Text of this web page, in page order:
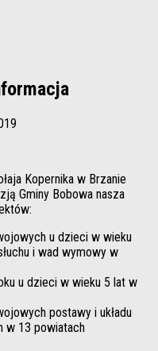
Kopernika w Brzanie
Gminy Bobowa nasza
u dzieci w wieku
i wad wymowy w
u dzieci w wieku 5 lat w
postawy i układu
w 13 powiatach